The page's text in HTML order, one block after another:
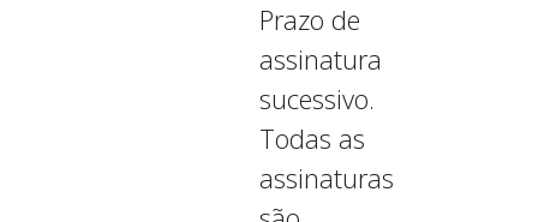
Prazo de
assinatura
sucessivo.
Todas as
assinaturas